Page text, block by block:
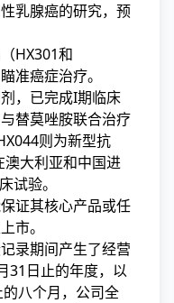
乳腺癌的研究，预
HX301和
准癌症治疗。
，已完成I期临床
替莫唑胺联合治疗
则为新型抗
澳大利亚和中国进
试验。
证其核心产品或任
市。
录期间产生了经营
31日止的年度，以
八个月，公司全